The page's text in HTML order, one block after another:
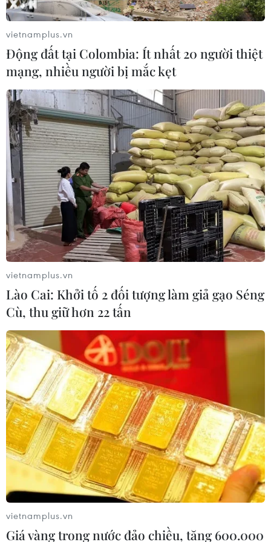
#Bệnh viện Nội tiết Trung ương
#Bệnh đái tháo đường
#nhiễm trùng bàn cẳng chân
#Tiến sỹ Phan Hướng Dương
#biến chứng đái tháo đường
Theo dõi VietnamPlus
TIN LIÊN QUAN
vietnamplus.vn
Động đất tại Colombia: Ít nhất 20 người thiệt
mạng, nhiều người bị mắc kẹt
vietnamplus.vn
Lào Cai: Khởi tố 2 đối tượng làm giả gạo Séng
Cù, thu giữ hơn 22 tấn
vietnamplus.vn
Giá vàng trong nước đảo chiều, tăng 600.000